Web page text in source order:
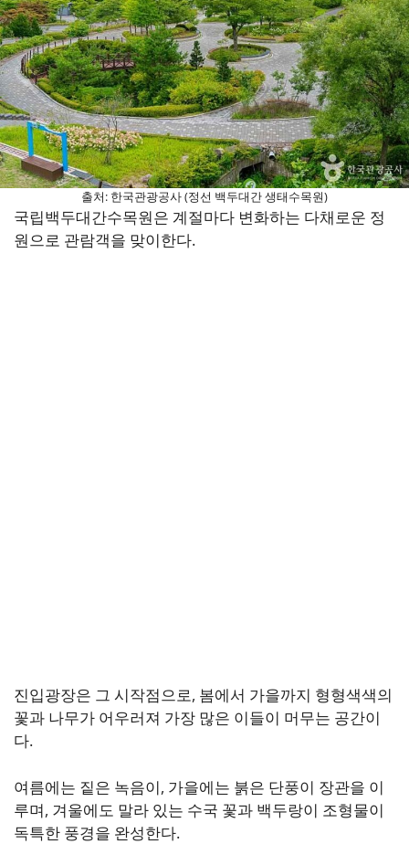
출처: 한국관광공사 (정선 백두대간 생태수목원)
국립백두대간수목원은 계절마다 변화하는 다채로운 정
원으로 관람객을 맞이한다.
진입광장은 그 시작점으로, 봄에서 가을까지 형형색색의
꽃과 나무가 어우러져 가장 많은 이들이 머무는 공간이
다.
여름에는 짙은 녹음이, 가을에는 붉은 단풍이 장관을 이
루며, 겨울에도 말라 있는 수국 꽃과 백두랑이 조형물이
독특한 풍경을 완성한다.